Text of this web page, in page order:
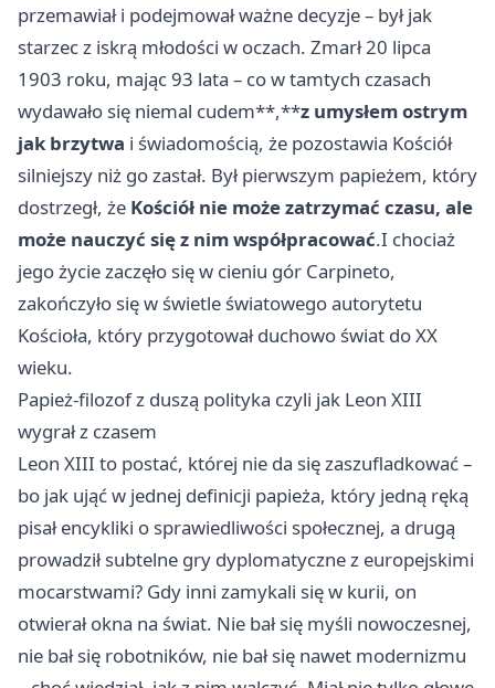
przemawiał i podejmował ważne decyzje – był jak
starzec z iskrą młodości w oczach. Zmarł 20 lipca
1903 roku, mając 93 lata – co w tamtych czasach
wydawało się niemal cudem**,**z umysłem ostrym
jak brzytwa i świadomością, że pozostawia Kościół
silniejszy niż go zastał. Był pierwszym papieżem, który
dostrzegł, że Kościół nie może zatrzymać czasu, ale
może nauczyć się z nim współpracować.I chociaż
jego życie zaczęło się w cieniu gór Carpineto,
zakończyło się w świetle światowego autorytetu
Kościoła, który przygotował duchowo świat do XX
wieku.
Papież-filozof z duszą polityka czyli jak Leon XIII
wygrał z czasem
Leon XIII to postać, której nie da się zaszufladkować –
bo jak ująć w jednej definicji papieża, który jedną ręką
pisał encykliki o sprawiedliwości społecznej, a drugą
prowadził subtelne gry dyplomatyczne z europejskimi
mocarstwami? Gdy inni zamykali się w kurii, on
otwierał okna na świat. Nie bał się myśli nowoczesnej,
nie bał się robotników, nie bał się nawet modernizmu